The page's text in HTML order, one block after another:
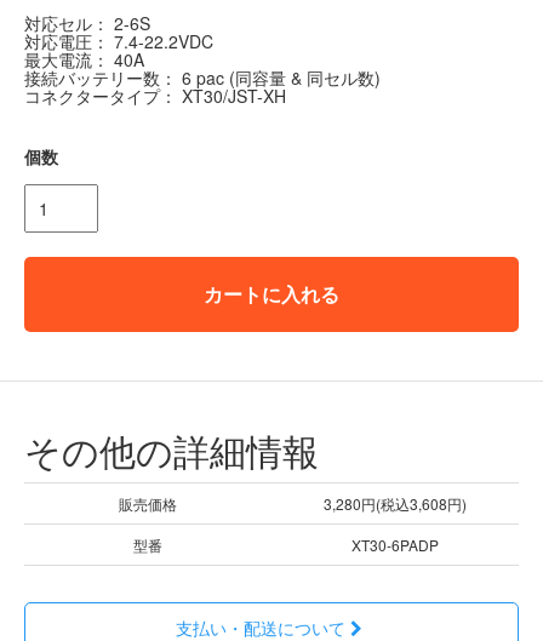
対応セル： 2-6S
対応電圧： 7.4-22.2VDC
最大電流： 40A
接続バッテリー数： 6 pac (同容量 & 同セル数)
コネクタータイプ： XT30/JST-XH
個数
カートに入れる
その他の詳細情報
販売価格
3,280円(税込3,608円)
型番
XT30-6PADP
支払い・配送について